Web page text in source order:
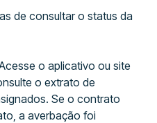
de consultar o status da
o aplicativo ou site
o extrato de
Se o contrato
a averbação foi